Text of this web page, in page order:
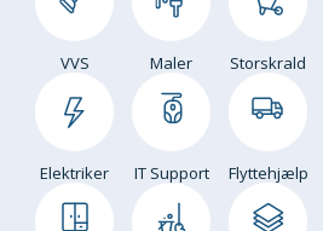
VVS Maler Storskrald
Elektriker IT Support Flyttehjælp